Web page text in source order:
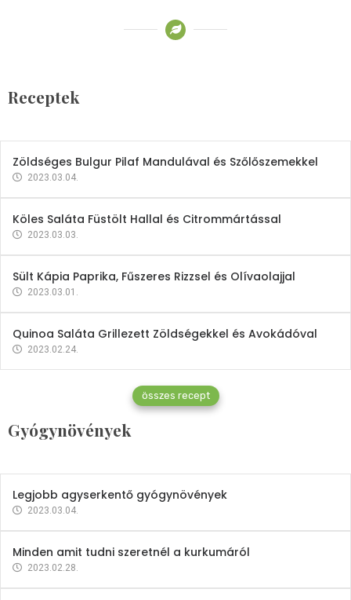
Receptek
2023.03.06.
Zöldséges Bulgur Pilaf Mandulával és Szőlőszemekkel
2023.03.04.
Köles Saláta Füstölt Hallal és Citrommártással
2023.03.03.
Sült Kápia Paprika, Fűszeres Rizzsel és Olívaolajjal
2023.03.01.
Quinoa Saláta Grillezett Zöldségekkel és Avokádóval
2023.02.24.
összes recept
Gyógynövények
Gyógynövények
Mindent a petrezselyemről
2023.12.21.
Legjobb agyserkentő gyógynövények
2023.03.04.
Minden amit tudni szeretnél a kurkumáról
2023.02.28.